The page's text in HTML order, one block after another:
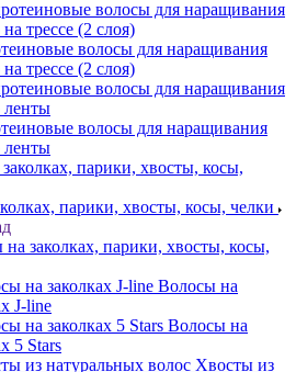
волосы для наращивания
трессе (2 слоя)
волосы для наращивания
ленты
парики, хвосты, косы, челки
заколках, парики, хвосты, косы,
Волосы на
J-line
Волосы на
5 Stars
Хвосты из